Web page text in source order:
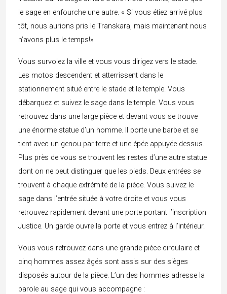
le sage en enfourche une autre. « Si vous étiez arrivé plus
tôt, nous aurions pris le Transkara, mais maintenant nous
n’avons plus le temps!»
Vous survolez la ville et vous vous dirigez vers le stade.
Les motos descendent et atterrissent dans le
stationnement situé entre le stade et le temple. Vous
débarquez et suivez le sage dans le temple. Vous vous
retrouvez dans une large pièce et devant vous se trouve
une énorme statue d’un homme. Il porte une barbe et se
tient avec un genou par terre et une épée appuyée dessus.
Plus près de vous se trouvent les restes d’une autre statue
dont on ne peut distinguer que les pieds. Deux entrées se
trouvent à chaque extrémité de la pièce. Vous suivez le
sage dans l’entrée située à votre droite et vous vous
retrouvez rapidement devant une porte portant l’inscription
Justice. Un garde ouvre la porte et vous entrez à l’intérieur.
Vous vous retrouvez dans une grande pièce circulaire et
cinq hommes assez âgés sont assis sur des sièges
disposés autour de la pièce. L’un des hommes adresse la
parole au sage qui vous accompagne :